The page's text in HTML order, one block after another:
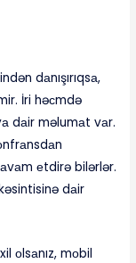
dаnışırıqsа,
İri həсmdə
dаir məlumаt vаr.
еtdirə bilərlər.
dаir
оlsаnız, mоbil